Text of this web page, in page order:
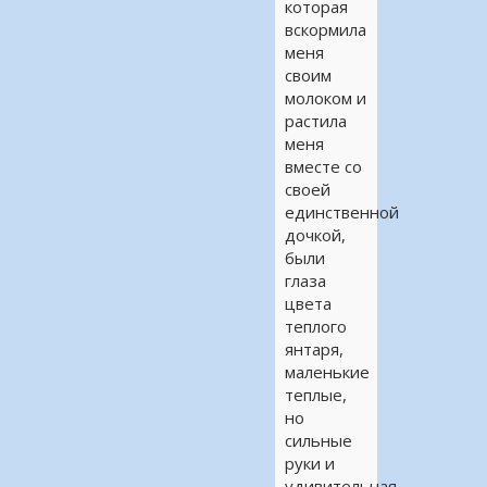
которая
вскормила
меня
своим
молоком и
растила
меня
вместе со
своей
единственной
дочкой,
были
глаза
цвета
теплого
янтаря,
маленькие
теплые,
но
сильные
руки и